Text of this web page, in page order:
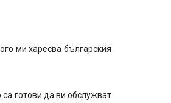
ми харесва българския
са готови да ви обслужват